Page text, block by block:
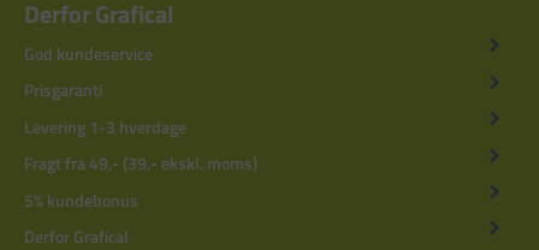
Derfor Grafical
God kundeservice
Prisgaranti
Levering 1-3 hverdage
Fragt fra 49,- (39,- ekskl. moms)
5% kundebonus
Derfor Grafical